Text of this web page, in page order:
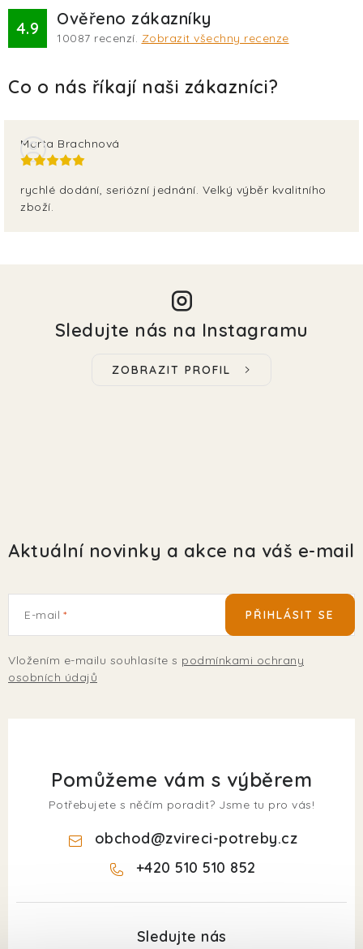
4.9 Ověřeno zákazníky
10087 recenzí. Zobrazit všechny recenze
Marta Brachnová
rychlé dodání, seriózní jednání. Velký výběr kvalitního
zboží.
Sledujte nás na Instagramu
ZOBRAZIT PROFIL
Aktuální novinky a akce na váš e-mail
E-mail
Vložením e-mailu souhlasíte s podmínkami ochrany
osobních údajů
PŘIHLÁSIT SE
Pomůžeme vám s výběrem
Potřebujete s něčím poradit? Jsme tu pro vás!
obchod@zvireci-potreby.cz
+420 510 510 852